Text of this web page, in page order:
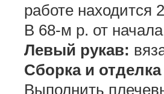
работе находится
В 68-м р. от
Левый рукав:
Сборка и отделка
Выполнить